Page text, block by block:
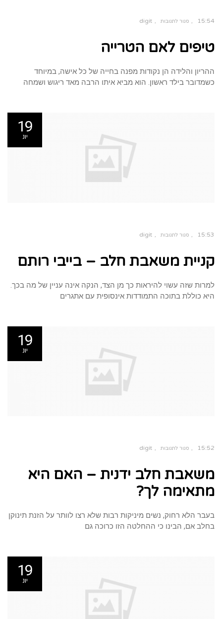
15:54 סגור לתגובות
לאם
הטרייה
digit
טיפים לאם הטרייה
ההריון והלידה הן נקודות מפנה בחייה של כל אישה, במיוחד
כשמדובר בילד ראשון. הוא מביא איתו הרבה מאד ריגוש ושמחה
19
יונ
15:53 סגור לתגובות
משאבת
חלב
–
digit
קניית משאבת חלב – בייבי רותם
למרות שזה עשוי להיראות כך מן הצד, הנקה אינה עניין של מה בכך.
היא כוללת בתוכה התמודדות אינסופית עם אתגרים
19
יונ
15:52 סגור לתגובות
משאבת
חלב
ידנית
–
היא
מתאימה
לך?
digit
משאבת חלב ידנית – האם היא
מתאימה לך?
בעבר הלא רחוק, נשים מיניקות רבות שלא רצו לוותר על הזנת תינוקן
בחלב אם, הבינו כי ההחלטה הזו כרוכה גם
19
יונ